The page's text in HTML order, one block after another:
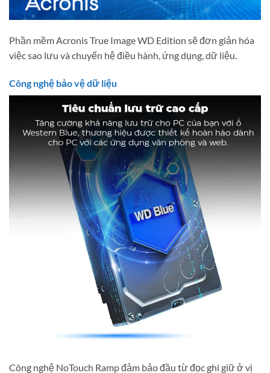
Phần mềm Acronis True Image WD Edition sẽ đơn giản hóa
việc sao lưu và chuyển hệ điều hành, ứng dụng, dữ liệu.
Công nghệ bảo vệ dữ liệu
Công nghệ NoTouch Ramp đảm bảo đầu từ đọc ghi giữ ở vị